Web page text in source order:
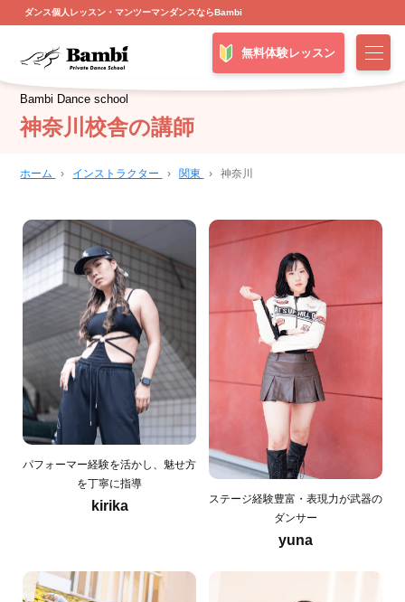
ダンス個人レッスン・マンツーマンダンスならBambi
無料体験レッスン
Bambi Dance school
神奈川校舎の講師
ホーム › インストラクター › 関東 › 神奈川
パフォーマー経験を活かし、魅せ方
を丁寧に指導
kirika
ステージ経験豊富・表現力が武器の
ダンサー
yuna